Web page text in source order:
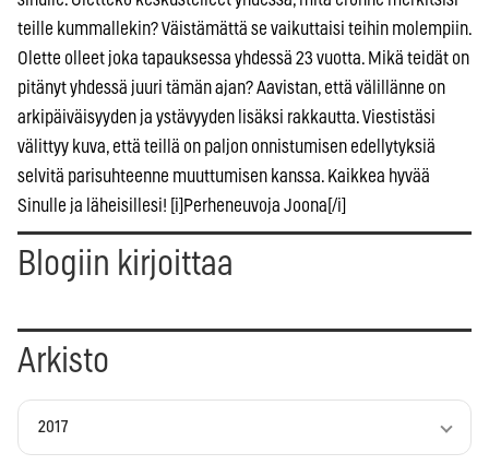
teille kummallekin? Väistämättä se vaikuttaisi teihin molempiin.
Olette olleet joka tapauksessa yhdessä 23 vuotta. Mikä teidät on
pitänyt yhdessä juuri tämän ajan? Aavistan, että välillänne on
arkipäiväisyyden ja ystävyyden lisäksi rakkautta. Viestistäsi
välittyy kuva, että teillä on paljon onnistumisen edellytyksiä
selvitä parisuhteenne muuttumisen kanssa. Kaikkea hyvää
Sinulle ja läheisillesi! [i]Perheneuvoja Joona[/i]
Blogiin kirjoittaa
Arkisto
2017